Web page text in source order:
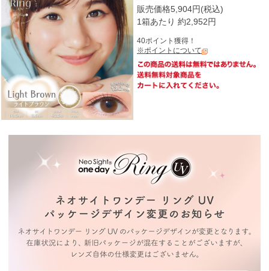
販売価格5,904円(税込)
1箱あたり 約2,952円
40ポイント獲得！
※ポイントについて